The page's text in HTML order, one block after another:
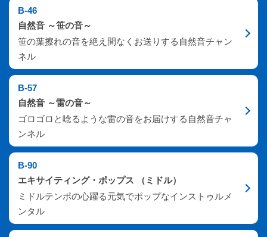
B-46
自然音 ～笹の音～
笹の葉擦れの音を絶え間なくお送りする自然音チャン
ネル
B-57
自然音 ～雷の音～
ゴロゴロと唸るような雷の音をお届けする自然音チャ
ンネル
B-90
エキサイティング・ポップス （ミドル）
ミドルテンポの心躍る元気でポップなインストゥルメ
ンタル